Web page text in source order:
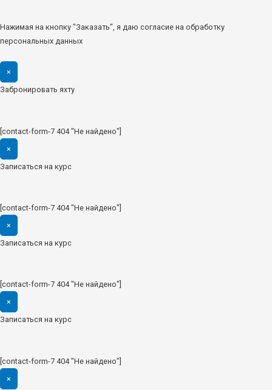
Нажимая на кнопку "Заказать", я даю согласие на обработку
персональных данных
×
Забронировать яхту
[contact-form-7 404 "Не найдено"]
×
Записаться на курс
[contact-form-7 404 "Не найдено"]
×
Записаться на курс
[contact-form-7 404 "Не найдено"]
×
Записаться на курс
[contact-form-7 404 "Не найдено"]
×